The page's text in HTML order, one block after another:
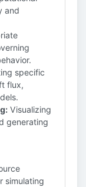
and
specific
flux,
Visualizing
generating
simulating